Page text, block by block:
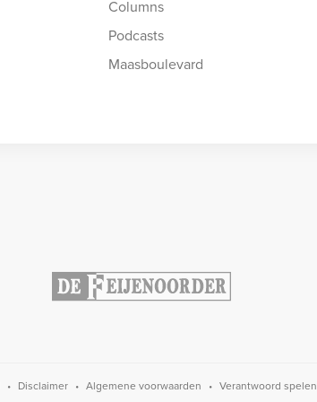
Columns
Podcasts
Maasboulevard
Disclaimer Algemene voorwaarden Verantwoord spelen